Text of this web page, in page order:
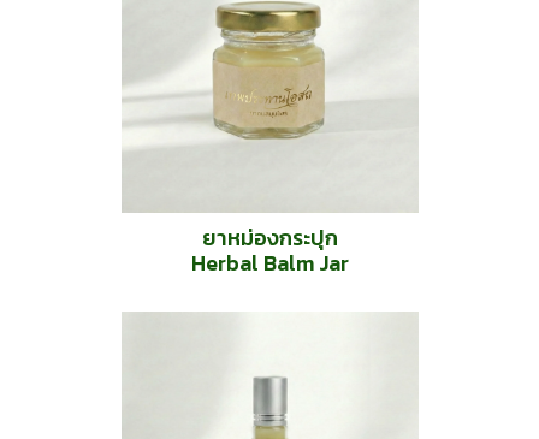
ยาหม่องกระปุก
Herbal Balm Jar